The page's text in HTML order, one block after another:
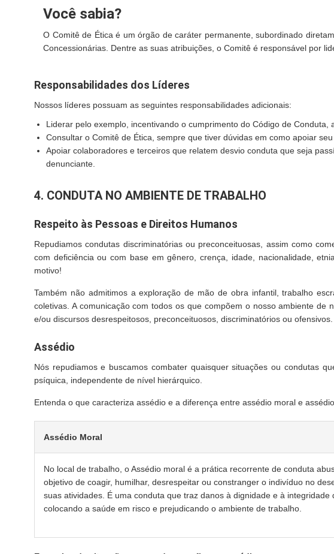
Você sabia?
O Comitê de Ética é um órgão de caráter permanente, subordinado
Concessionárias. Dentre as suas atribuições, o Comitê é responsável por
Responsabilidades dos Líderes
Nossos líderes possuam as seguintes responsabilidades adicionais:
Liderar pelo exemplo, incentivando o cumprimento do Código de
Consultar o Comitê de Ética, sempre que tiver dúvidas em como apoiar
Apoiar colaboradores e terceiros que relatem desvio conduta que seja
denunciante.
4. CONDUTA NO AMBIENTE DE TRABALHO
Respeito às Pessoas e Direitos Humanos
Repudiamos condutas discriminatórias ou preconceituosas, assim como
com deficiência ou com base em gênero, crença, idade, nacionalidade,
motivo!
Também não admitimos a exploração de mão de obra infantil, trabalho
coletivas. A comunicação com todos os que compõem o nosso ambiente
e/ou discursos desrespeitosos, preconceituosos, discriminatórios ou ofensivos.
Assédio
Nós repudiamos e buscamos combater quaisquer situações ou condutas
psíquica, independente de nível hierárquico.
Entenda o que caracteriza assédio e a diferença entre assédio moral e
Assédio Moral
No local de trabalho, o Assédio moral é a prática recorrente de conduta
objetivo de coagir, humilhar, desrespeitar ou constranger o indivíduo no
suas atividades. É uma conduta que traz danos à dignidade e à integridade
colocando a saúde em risco e prejudicando o ambiente de trabalho.